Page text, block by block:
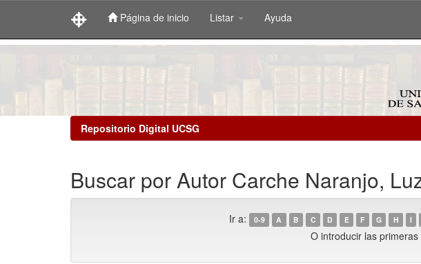
Página de inicio Listar Ayuda
Repositorio Digital UCSG
Buscar por Autor Carche Naranjo,
Ir a: 0-9 A B C D E F G H I
O introducir las primeras